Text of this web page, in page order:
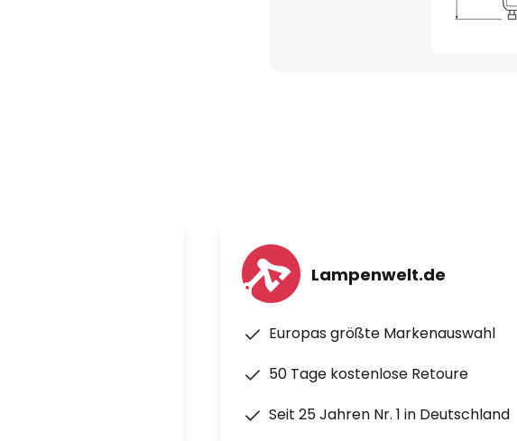
Lampenwelt.de
Europas größte Markenauswahl
50 Tage kostenlose Retoure
Seit 25 Jahren Nr. 1 in Deutschland